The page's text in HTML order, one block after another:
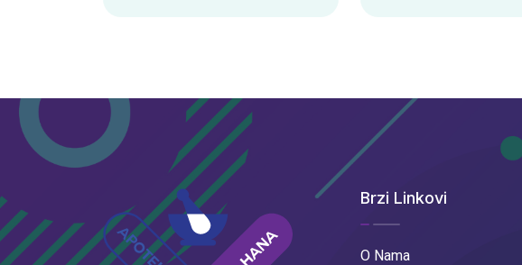
Brzi Linkovi
O Nama